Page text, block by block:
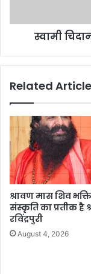
स्वामी
Related
श्रावण मास शिव
संस्कृति का प्रतीक है
रविंद्रपुरी
August 4, 2026